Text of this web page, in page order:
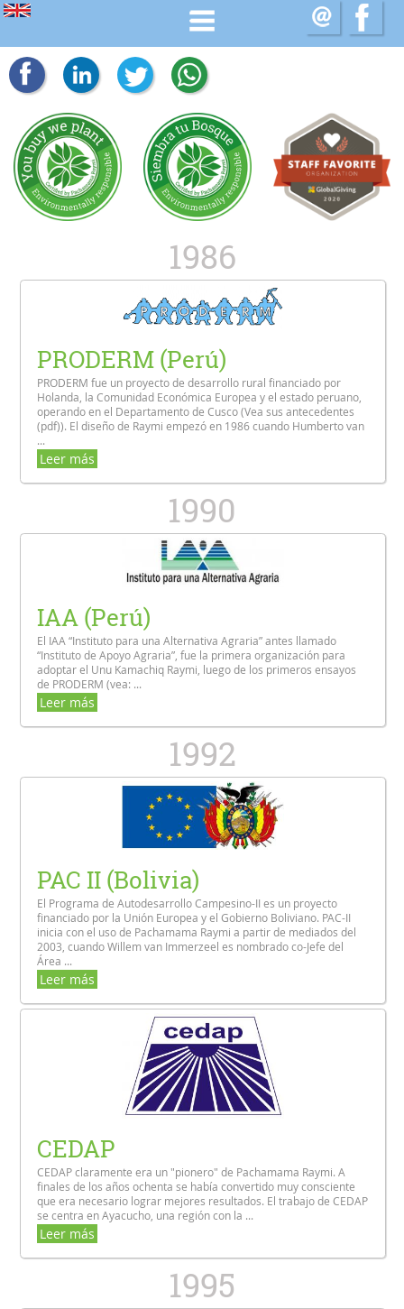
1986
PRODERM (Perú)
PRODERM fue un proyecto de desarrollo rural financiado por
Holanda, la Comunidad Económica Europea y el estado peruano,
operando en el Departamento de Cusco (Vea sus antecedentes
(pdf)). El diseño de Raymi empezó en 1986 cuando Humberto van
...
Leer más
1990
IAA (Perú)
El IAA “Instituto para una Alternativa Agraria” antes llamado
“Instituto de Apoyo Agraria”, fue la primera organización para
adoptar el Unu Kamachiq Raymi, luego de los primeros ensayos
de PRODERM (vea: ...
Leer más
1992
PAC II (Bolivia)
El Programa de Autodesarrollo Campesino-II es un proyecto
financiado por la Unión Europea y el Gobierno Boliviano. PAC-II
inicia con el uso de Pachamama Raymi a partir de mediados del
2003, cuando Willem van Immerzeel es nombrado co-Jefe del
Área ...
Leer más
CEDAP
CEDAP claramente era un "pionero" de Pachamama Raymi. A
finales de los años ochenta se había convertido muy consciente
que era necesario lograr mejores resultados. El trabajo de CEDAP
se centra en Ayacucho, una región con la ...
Leer más
1995